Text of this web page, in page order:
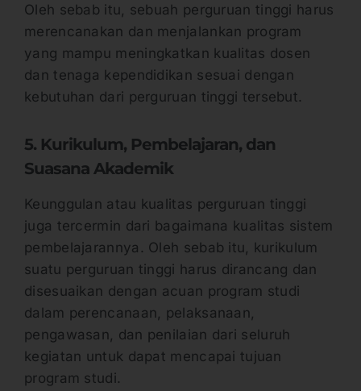
Oleh sebab itu, sebuah perguruan tinggi harus
merencanakan dan menjalankan program
yang mampu meningkatkan kualitas dosen
dan tenaga kependidikan sesuai dengan
kebutuhan dari perguruan tinggi tersebut.
5. Kurikulum, Pembelajaran, dan
Suasana Akademik
Keunggulan atau kualitas perguruan tinggi
juga tercermin dari bagaimana kualitas sistem
pembelajarannya. Oleh sebab itu, kurikulum
suatu perguruan tinggi harus dirancang dan
disesuaikan dengan acuan program studi
dalam perencanaan, pelaksanaan,
pengawasan, dan penilaian dari seluruh
kegiatan untuk dapat mencapai tujuan
program studi.